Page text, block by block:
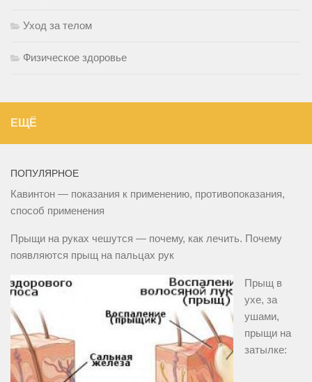
Уход за телом
Физическое здоровье
ЕЩЁ
ПОПУЛЯРНОЕ
Кавинтон — показания к применению, противопоказания,
способ применения
Прыщи на руках чешутся — почему, как лечить. Почему
появляются прыщ на пальцах рук
Прыщ в
ухе, за
ушами,
прыщи на
затылке: